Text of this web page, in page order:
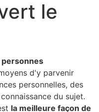
le
personnes
d'y parvenir
personnelles, des
du sujet.
la meilleure façon de